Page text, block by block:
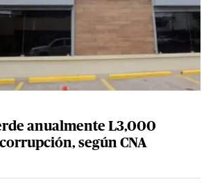
anualmente L3,000
según CNA